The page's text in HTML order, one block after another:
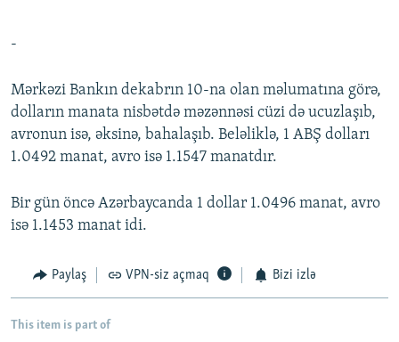
BIZIMLƏ ƏLAQƏ
XƏBƏR BÜLLETENLƏRIMIZ
-
Mərkəzi Bankın dekabrın 10-na olan məlumatına görə,
dolların manata nisbətdə məzənnəsi cüzi də ucuzlaşıb,
avronun isə, əksinə, bahalaşıb. Beləliklə, 1 ABŞ dolları
1.0492 manat, avro isə 1.1547 manatdır.
Bir gün öncə Azərbaycanda 1 dollar 1.0496 manat, avro
isə 1.1453 manat idi.
Paylaş VPN-siz açmaq Bizi izlə
This item is part of